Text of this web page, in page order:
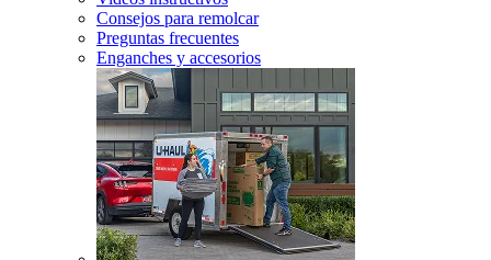
Consejos para remolcar
Preguntas frecuentes
Enganches y accesorios